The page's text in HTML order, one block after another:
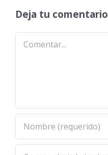
Deja tu comentario
Comentar